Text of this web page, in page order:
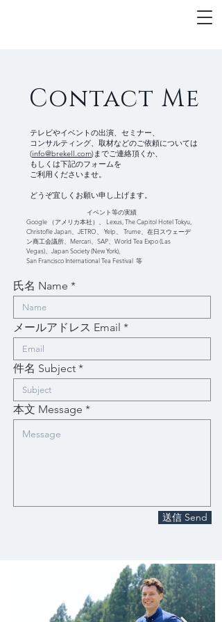
Contact Me
テレビやイベントの出演、セミナー、
コンサルティング、取材などのご依頼については
(info@brekell.com)までご連絡頂くか、
もしくは下記のフォームを
ご利用くださいませ。
どうぞ宜しくお願い申し上げます。
イベント等の実績
Google （アメリカ本社）、 Lexus, The Capitol Hotel Tokyu,
Christofle Japan、JETRO、 Yelp、 Trume、在日スウェーデ
ン商工会議所、Mercari、SAP、 World Tea Expo (Las
Vegas)、Japan Society (New York),
San Francisco International Tea Festival 等
氏名 Name
メールアドレス Email
件名 Subject
本文 Message
送信 Send